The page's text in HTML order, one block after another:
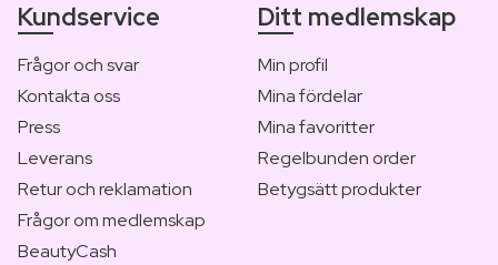
Kundservice
Frågor och svar
Kontakta oss
Press
Leverans
Retur och reklamation
Frågor om medlemskap
BeautyCash
Ditt medlemskap
Min profil
Mina fördelar
Mina favoritter
Regelbunden order
Betygsätt produkter